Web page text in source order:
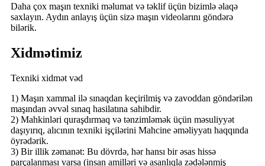
Daha çox maşın texniki məlumat və təklif üçün bizimlə əlaqə
saxlayın. Aydın anlayış üçün sizə maşın videolarını göndərə
bilərik.
Xidmətimiz
Texniki xidmət vəd
1) Maşın xammal ilə sınaqdan keçirilmiş və zavoddan göndərilən
maşından əvvəl sınaq hasilatına sahibdir.
2) Mahkinləri quraşdırmaq və tənzimləmək üçün məsuliyyət
daşıyırıq, alıcının texniki işçilərini Mahcine əməliyyatı haqqında
öyrədərik.
3) Bir illik zəmanət: Bu dövrdə, hər hansı bir əsas hissə
parçalanması varsa (insan amilləri və asanlıqla zədələnmiş